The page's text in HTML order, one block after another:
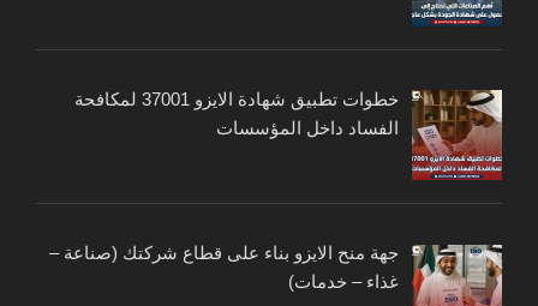
خطوات تطبيق شهادة الايزو 37001 لمكافحة
الفساد داخل المؤسسات
جهة منح الايزو بناء على قطاع شركتك (صناعة –
غذاء – خدمات)